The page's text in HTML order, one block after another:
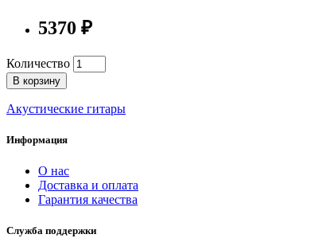
5370 ₽
Количество
В корзину
Акустические гитары
Информация
О нас
Доставка и оплата
Гарантия качества
Служба поддержки